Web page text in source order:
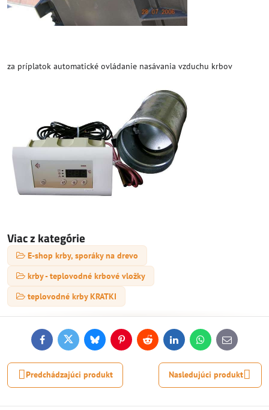
za príplatok automatické ovládanie nasávania vzduchu krbov
Viac z kategórie
E-shop krby, sporáky na drevo
krby - teplovodné krbové vložky
teplovodné krby KRATKI
FacebookTwitterBlueskyPinterestReddit LinkedInWhatsApp
E-
mail
Predchádzajúci produkt Nasledujúci produkt